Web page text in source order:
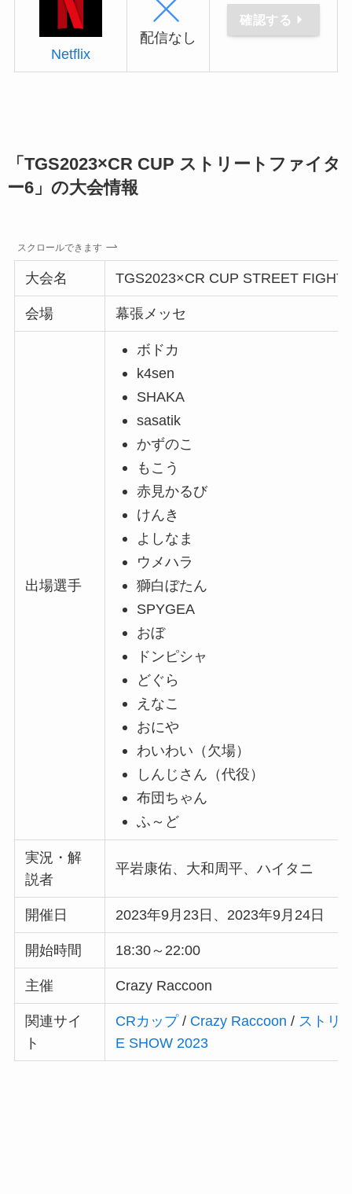
Netflix
配信なし
確認する
「TGS2023×CR CUP ストリートファイタ
ー6」の大会情報
スクロールできます
大会名 TGS2023×CR CUP STREET
会場 幕張メッセ
出場選手
ボドカ
k4sen
SHAKA
sasatik
かずのこ
もこう
赤見かるび
けんき
よしなま
ウメハラ
獅白ぼたん
SPYGEA
おぼ
ドンピシャ
どぐら
えなこ
おにや
わいわい（欠場）
しんじさん（代役）
布団ちゃん
ふ～ど
実況・解
説者
平岩康佑、大和周平、ハイタニ
開催日 2023年9月23日、2023年9月24日
開始時間 18:30～22:00
主催 Crazy Raccoon
関連サイ
ト
CRカップ/ Crazy Raccoon / ストリ
E SHOW 2023